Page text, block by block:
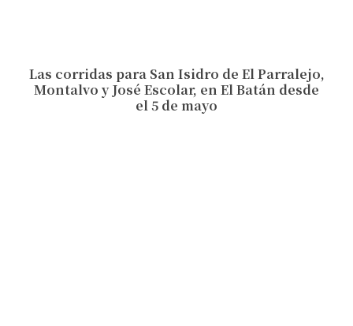
Las corridas para San Isidro de El Parralejo,
Montalvo y José Escolar, en El Batán desde
el 5 de mayo